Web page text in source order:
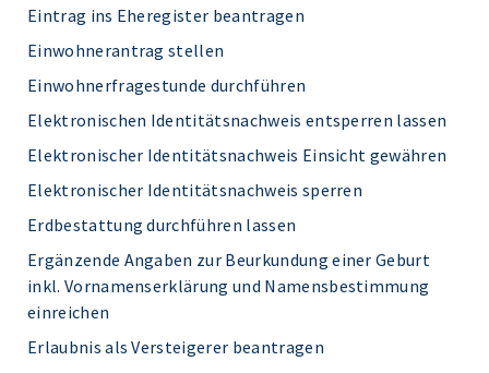
Eintrag ins Eheregister beantragen
Einwohnerantrag stellen
Einwohnerfragestunde durchführen
Elektronischen Identitätsnachweis entsperren lassen
Elektronischer Identitätsnachweis Einsicht gewähren
Elektronischer Identitätsnachweis sperren
Erdbestattung durchführen lassen
Ergänzende Angaben zur Beurkundung einer Geburt
inkl. Vornamenserklärung und Namensbestimmung
einreichen
Erlaubnis als Versteigerer beantragen